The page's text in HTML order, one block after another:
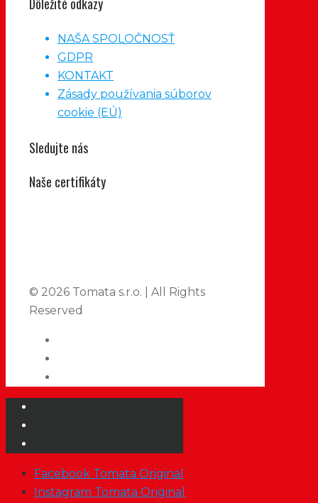
NAŠA SPOLOČNOSŤ
GDPR
KONTAKT
Zásady používania súborov
cookie (EÚ)
Sledujte nás
Naše certifikáty
© 2026 Tomata s.r.o. | All Rights
Reserved
Facebook Tomata Original
Instagram Tomata Original